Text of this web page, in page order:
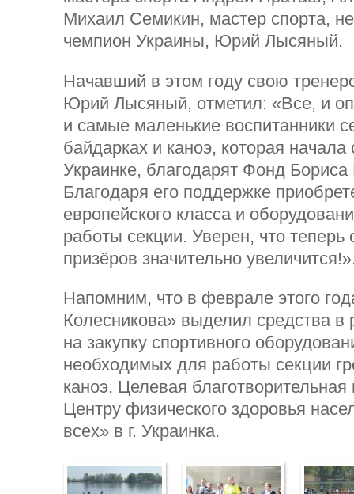
Михаил Семикин, мастер спорта,
чемпион Украины, Юрий Лысяный.
Начавший в этом году свою
Юрий Лысяный, отметил: «Все, и
и самые маленькие воспитанники
байдарках и каноэ, которая
Украинке, благодарят Фонд Бориса
Благодаря его поддержке
европейского класса и
работы секции. Уверен, что теперь
призёров значительно
Напомним, что в феврале этого
Колесникова» выделил средства в
на закупку спортивного
необходимых для работы секции
каноэ. Целевая
Центру физического здоровья
всех» в г. Украинка.